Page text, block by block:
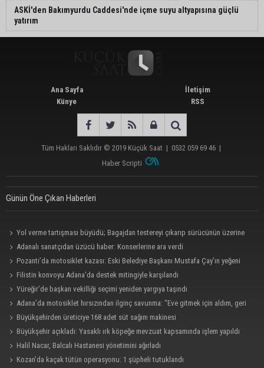
ASKİ'den Bakımyurdu Caddesi'nde içme suyu altyapısına güçlü
yatırım
Ana Sayfa
Künye
İletişim
RSS
Tüm Hakları Saklıdır © 2019 Küçük Saat | 0532 059 69 46 |
Haber Scripti
Günün Öne Çıkan Haberleri
Yol verme tartışması büyüdü; Bagajdan testereyi çıkarıp sürücünün üzerine
yürüdü
Adanalı sanatçıdan üzücü haber: Konserlerine ara verdi
Pozantı’da motosiklet kazası: Eski Belediye Başkanı Mustafa Çay’ın yeğeni
hayatını kaybetti
Filistin konvoyu Adana'da destek mitingiyle karşılandı
Yüreğir’de başkan vekilliği seçimi yeniden yargıya taşındı
Adana’da motosiklet hırsızından ilginç savunma: “Eve gitmek için aldım, geri
verecektim”
Büyükşehirden üreticiye 168 adet süt sağım makinesi
Büyükşehir açıkladı: Yasaklı ırk köpeğe mevzuat kapsamında işlem yapıldı
Halil Nacar, Balcalı Hastanesi yönetimini ağırladı
Kozan’da kaçak tütün operasyonu: 1 şüpheli tutuklandı